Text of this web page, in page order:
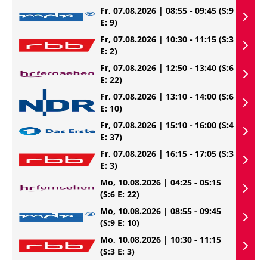
Fr, 07.08.2026 | 08:55 - 09:45 (S:9
E: 9)
Fr, 07.08.2026 | 10:30 - 11:15 (S:3
E: 2)
Fr, 07.08.2026 | 12:50 - 13:40 (S:6
E: 22)
Fr, 07.08.2026 | 13:10 - 14:00 (S:6
E: 10)
Fr, 07.08.2026 | 15:10 - 16:00 (S:4
E: 37)
Fr, 07.08.2026 | 16:15 - 17:05 (S:3
E: 3)
Mo, 10.08.2026 | 04:25 - 05:15
(S:6 E: 22)
Mo, 10.08.2026 | 08:55 - 09:45
(S:9 E: 10)
Mo, 10.08.2026 | 10:30 - 11:15
(S:3 E: 3)